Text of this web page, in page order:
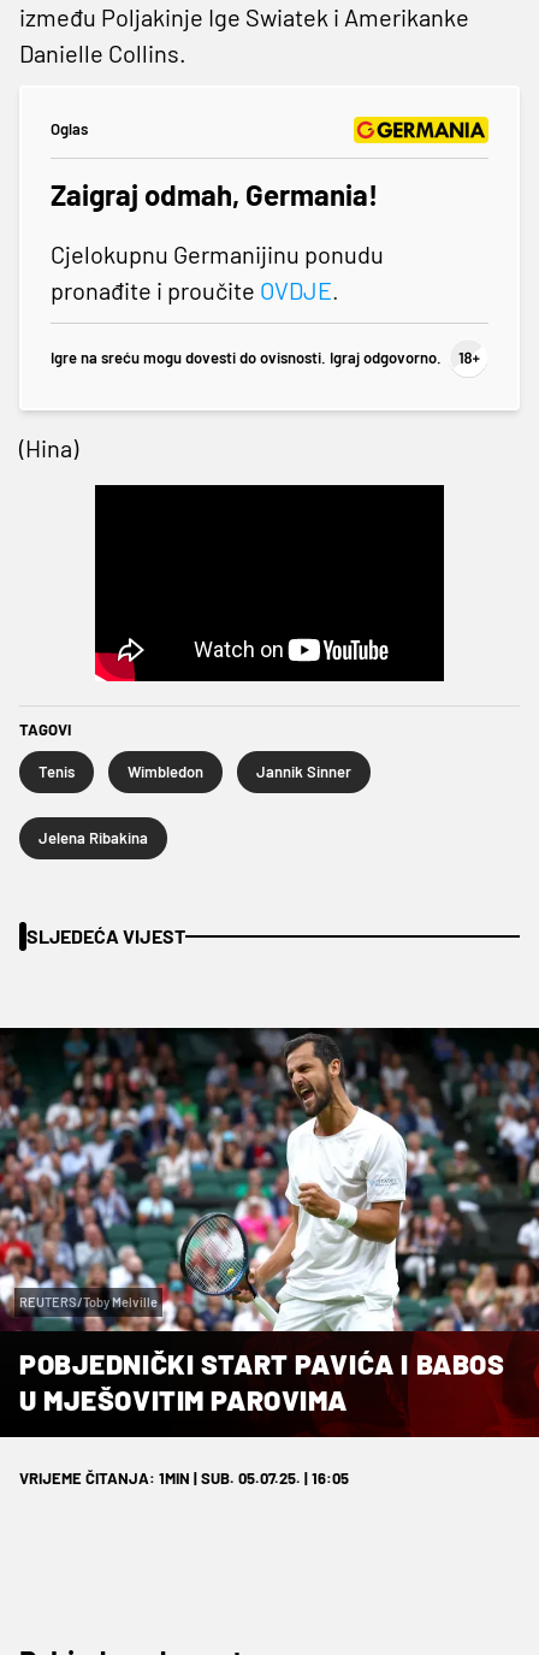
između Poljakinje Ige Swiatek i Amerikanke
Danielle Collins.
Oglas
Zaigraj odmah, Germania!
Cjelokupnu Germanijinu ponudu
pronađite i proučite OVDJE.
Igre na sreću mogu dovesti do ovisnosti. Igraj odgovorno.
(Hina)
TAGOVI
Tenis Wimbledon Jannik Sinner
Jelena Ribakina
SLJEDEĆA VIJEST
REUTERS/Toby Melville
POBJEDNIČKI START PAVIĆA I BABOS
U MJEŠOVITIM PAROVIMA
VRIJEME ČITANJA: 1MIN | SUB. 05.07.25. | 16:05